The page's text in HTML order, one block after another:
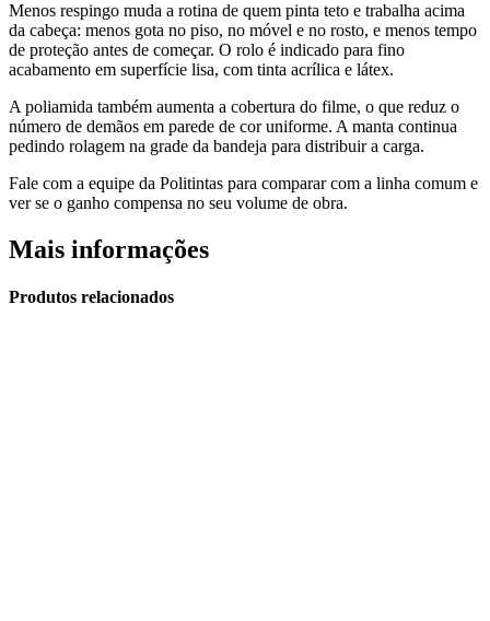
Menos respingo muda a rotina de quem pinta teto e trabalha acima
da cabeça: menos gota no piso, no móvel e no rosto, e menos tempo
de proteção antes de começar. O rolo é indicado para fino
acabamento em superfície lisa, com tinta acrílica e látex.
A poliamida também aumenta a cobertura do filme, o que reduz o
número de demãos em parede de cor uniforme. A manta continua
pedindo rolagem na grade da bandeja para distribuir a carga.
Fale com a equipe da Politintas para comparar com a linha comum e
ver se o ganho compensa no seu volume de obra.
Mais informações
Produtos relacionados